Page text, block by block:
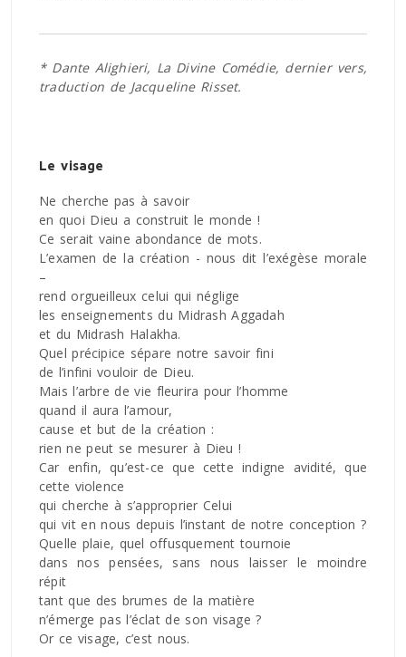
* Dante Alighieri, La Divine Comédie, dernier vers,
traduction de Jacqueline Risset.
Le visage
Ne cherche pas à savoir
en quoi Dieu a construit le monde !
Ce serait vaine abondance de mots.
L’examen de la création - nous dit l’exégèse morale
–
rend orgueilleux celui qui néglige
les enseignements du Midrash Aggadah
et du Midrash Halakha.
Quel précipice sépare notre savoir fini
de l’infini vouloir de Dieu.
Mais l’arbre de vie fleurira pour l’homme
quand il aura l’amour,
cause et but de la création :
rien ne peut se mesurer à Dieu !
Car enfin, qu’est-ce que cette indigne avidité, que
cette violence
qui cherche à s’approprier Celui
qui vit en nous depuis l’instant de notre conception ?
Quelle plaie, quel offusquement tournoie
dans nos pensées, sans nous laisser le moindre
répit
tant que des brumes de la matière
n’émerge pas l’éclat de son visage ?
Or ce visage, c’est nous.